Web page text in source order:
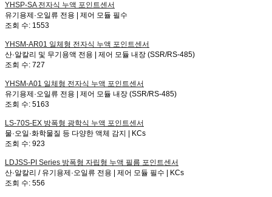
YHSP-SA전자식 누액 포인트센서
유기용제·오일류 전용 | 제어 모듈 필수
조회 수: 1553
YHSM-AR01 일체형 전자식 누액 포인트센서
산·알칼리 및 무기용액 전용 | 제어 모듈 내장 (SSR/RS-485)
조회 수: 727
YHSM-A01 일체형 전자식 누액 포인트센서
유기용제·오일류 전용 | 제어 모듈 내장 (SSR/RS-485)
조회 수: 5163
LS-70S-EX 방폭형 광학식 누액 포인트센서
물·오일·화학물질 등 다양한 액체 감지 | KCs
조회 수: 923
LDJSS-PI Series 방폭형 자립형 누액 필름 포인트센서
산·알칼리 / 유기용제·오일류 전용 | 제어 모듈 필수 | KCs
조회 수: 556